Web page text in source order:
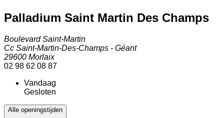
Palladium Saint Martin Des Champs
Boulevard Saint-Martin
Cc Saint-Martin-Des-Champs - Géant
29600 Morlaix
02 98 62 08 87
Vandaag
Gesloten
Alle openingstijden